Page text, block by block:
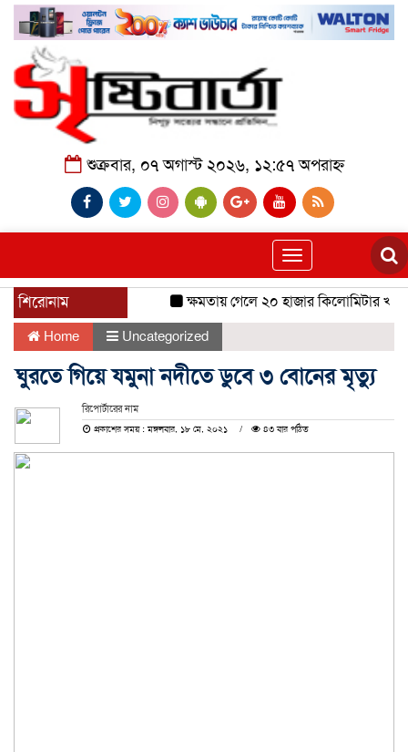
শুক্রবার, ০৭ অগাস্ট ২০২৬, ১২:৫৭ অপরাহ্ন
Toggle
navigation
শিরোনাম ক্ষমতায় গেলে ২০ হাজার কিলোমিটার খাল
Home Uncategorized
ঘুরতে গিয়ে যমুনা নদীতে ডুবে ৩ বোনের মৃত্যু
রিপোর্টারের নাম
প্রকাশের সময় : মঙ্গলবার, ১৮ মে, ২০২১
৪৩ বার পঠিত